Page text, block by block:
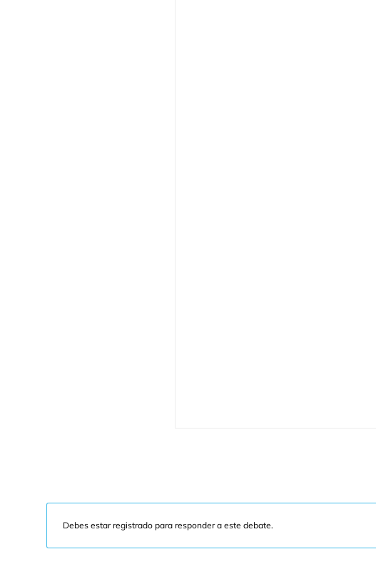
Debes estar registrado para responder a este debate.